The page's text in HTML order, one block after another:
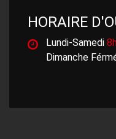
HORAIRE
Lundi-Samedi
Dimanche